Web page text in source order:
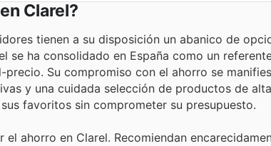
Clarel?
tienen a su disposición un abanico de
se ha consolidado en España como un
Su compromiso con el ahorro se
y una cuidada selección de productos de
favoritos sin comprometer su presupuesto.
ahorro en Clarel. Recomiendan